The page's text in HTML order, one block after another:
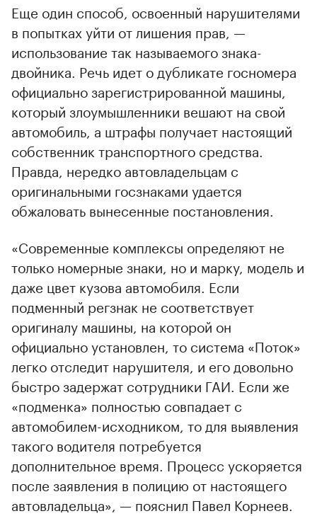
Еще один способ, освоенный нарушителями
в попытках уйти от лишения прав, —
использование так называемого знака-
двойника. Речь идет о дубликате госномера
официально зарегистрированной машины,
который злоумышленники вешают на свой
автомобиль, а штрафы получает настоящий
собственник транспортного средства.
Правда, нередко автовладельцам с
оригинальными госзнаками удается
обжаловать вынесенные постановления.
«Современные комплексы определяют не
только номерные знаки, но и марку, модель и
даже цвет кузова автомобиля. Если
подменный регзнак не соответствует
оригиналу машины, на которой он
официально установлен, то система «Поток»
легко отследит нарушителя, и его довольно
быстро задержат сотрудники ГАИ. Если же
«подменка» полностью совпадает с
автомобилем-исходником, то для выявления
такого водителя потребуется
дополнительное время. Процесс ускоряется
после заявления в полицию от настоящего
автовладельца», — пояснил Павел Корнеев.